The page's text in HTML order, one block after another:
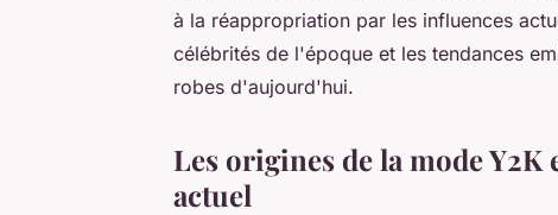
à la réappropriation par les influences
célébrités de l'époque et les tendances
robes d'aujourd'hui.
Les origines de la mode
actuel